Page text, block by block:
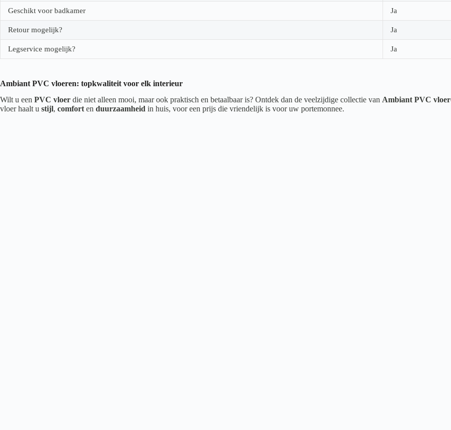
Geschikt voor badkamer Ja
Retour mogelijk? Ja
Legservice mogelijk? Ja
Ambiant PVC vloeren: topkwaliteit voor elk interieur
Wilt u een PVC vloer die niet alleen mooi, maar ook praktisch en betaalbaar is? Ontdek dan de veelzijdige collectie van Ambiant PVC
vloer haalt u stijl, comfort en duurzaamheid in huis, voor een prijs die vriendelijk is voor uw portemonnee.